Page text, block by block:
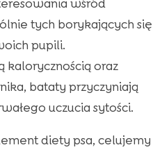
wśród
tych borykających się
pupili.
kalorycznością oraz
bataty przyczyniają
uczucia sytości.
diety psa, celujemy